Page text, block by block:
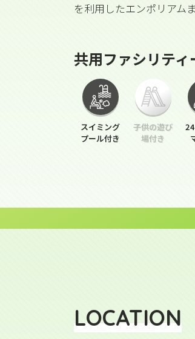
を利用したエンポリアム
共用ファシリティ
スイミング
プール付き
子供の遊び
場付き
LOCATION